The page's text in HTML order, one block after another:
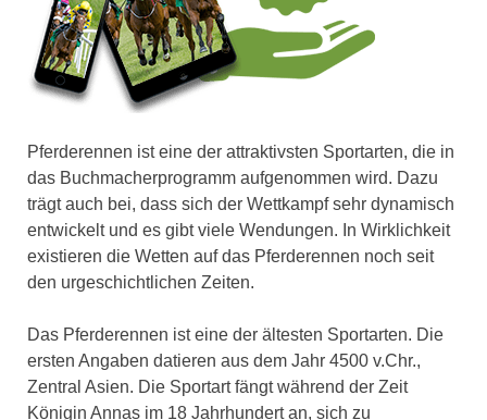
Pferderennen ist eine der attraktivsten Sportarten, die in
das Buchmacherprogramm aufgenommen wird. Dazu
trägt auch bei, dass sich der Wettkampf sehr dynamisch
entwickelt und es gibt viele Wendungen. In Wirklichkeit
existieren die Wetten auf das Pferderennen noch seit
den urgeschichtlichen Zeiten.
Das Pferderennen ist eine der ältesten Sportarten. Die
ersten Angaben datieren aus dem Jahr 4500 v.Chr.,
Zentral Asien. Die Sportart fängt während der Zeit
Königin Annas im 18 Jahrhundert an, sich zu